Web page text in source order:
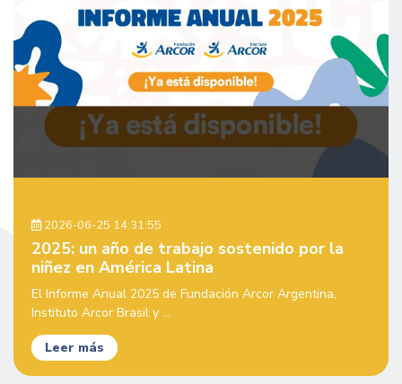
2026-06-25 14:31:55
2025: un año de trabajo sostenido por la
niñez en América Latina
El Informe Anual 2025 de Fundación Arcor Argentina,
Instituto Arcor Brasil y ...
Leer más